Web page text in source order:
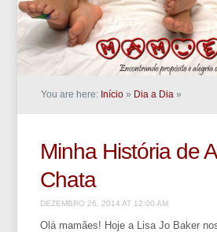
You are here: Início » Dia a Dia »
Minha História de
Chata
DEZEMBRO 26, 2014 AT 12:00 AM
Olá mamães! Hoje a Lisa Jo Baker